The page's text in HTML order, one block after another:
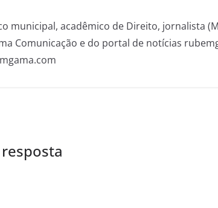
municipal, acadêmico de Direito, jornalista
Comunicação e do portal de notícias